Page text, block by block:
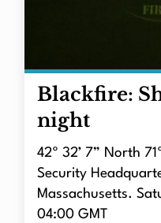
Blackfire:
night
42º 32’ 7” North
Security
Massachusetts.
04:00 GMT